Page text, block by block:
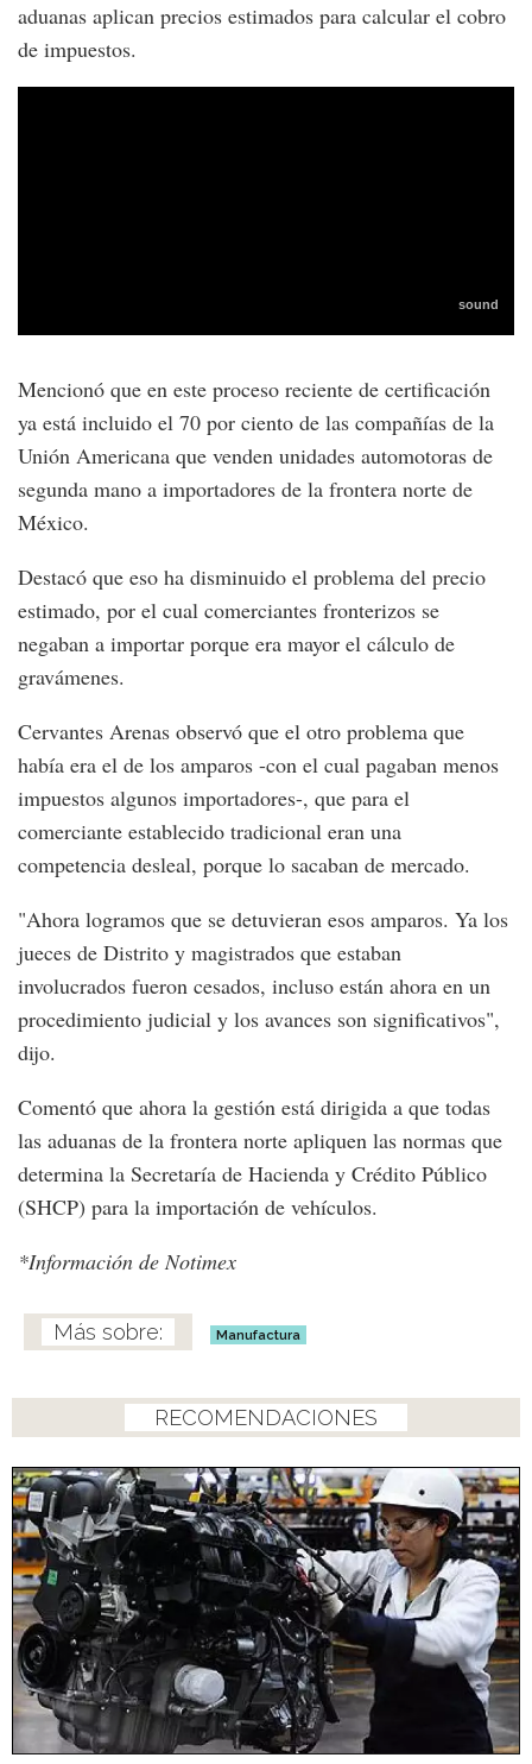
aduanas aplican precios estimados para calcular el cobro
de impuestos.
Mencionó que en este proceso reciente de certificación
ya está incluido el 70 por ciento de las compañías de la
Unión Americana que venden unidades automotoras de
segunda mano a importadores de la frontera norte de
México.
Destacó que eso ha disminuido el problema del precio
estimado, por el cual comerciantes fronterizos se
negaban a importar porque era mayor el cálculo de
gravámenes.
Cervantes Arenas observó que el otro problema que
había era el de los amparos -con el cual pagaban menos
impuestos algunos importadores-, que para el
comerciante establecido tradicional eran una
competencia desleal, porque lo sacaban de mercado.
"Ahora logramos que se detuvieran esos amparos. Ya los
jueces de Distrito y magistrados que estaban
involucrados fueron cesados, incluso están ahora en un
procedimiento judicial y los avances son significativos",
dijo.
Comentó que ahora la gestión está dirigida a que todas
las aduanas de la frontera norte apliquen las normas que
determina la Secretaría de Hacienda y Crédito Público
(SHCP) para la importación de vehículos.
*Información de Notimex
Manufactura
RECOMENDACIONES